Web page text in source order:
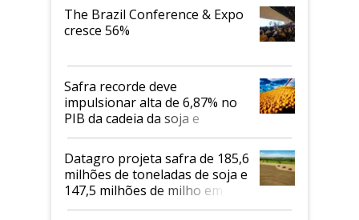
The Brazil Conference & Expo
cresce 56%
Safra recorde deve
impulsionar alta de 6,87% no
PIB da cadeia da soja e
biodiesel em 2026
Datagro projeta safra de 185,6
milhões de toneladas de soja e
147,5 milhões de milho em
2026/27